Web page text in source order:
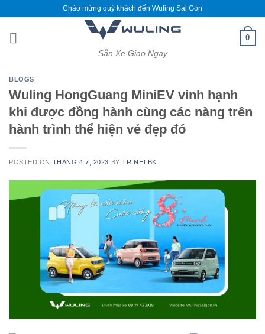
content
Chào mừng quý khách đến Wuling Sài Gòn
Sẵn Xe Giao Ngay
0
BLOGS
Wuling HongGuang MiniEV vinh hạnh
khi được đồng hành cùng các nàng trên
hành trình thể hiện vẻ đẹp đó
POSTED ON THÁNG 4 7, 2023 BYTRINHLBK